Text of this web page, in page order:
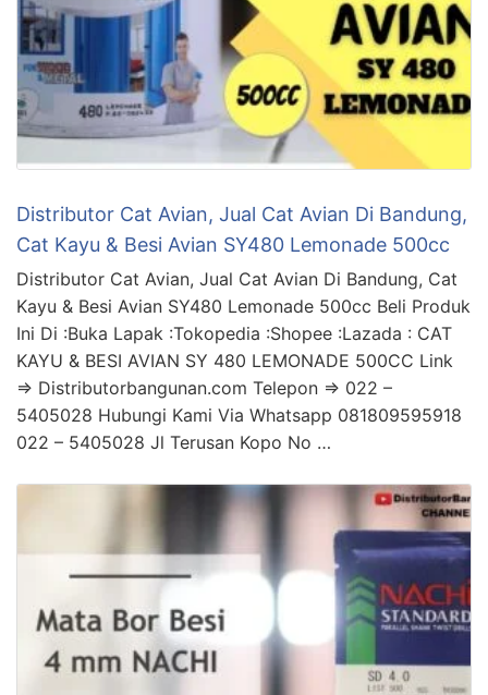
Distributor Cat Avian, Jual Cat Avian Di Bandung,
Cat Kayu & Besi Avian SY480 Lemonade 500cc
Distributor Cat Avian, Jual Cat Avian Di Bandung, Cat
Kayu & Besi Avian SY480 Lemonade 500cc Beli Produk
Ini Di :Buka Lapak :Tokopedia :Shopee :Lazada : CAT
KAYU & BESI AVIAN SY 480 LEMONADE 500CC Link
=> Distributorbangunan.com Telepon => 022 –
5405028 Hubungi Kami Via Whatsapp 081809595918
022 – 5405028 Jl Terusan Kopo No …